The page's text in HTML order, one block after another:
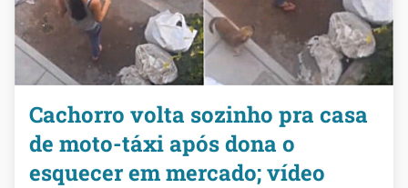
Cachorro volta sozinho pra casa
de moto-táxi após dona o
esquecer em mercado; vídeo